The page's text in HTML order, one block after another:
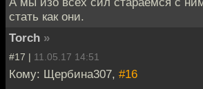
стать как они.
Torch »
#17 | 11.05.17 14:51
Кому: Щербина307, #16